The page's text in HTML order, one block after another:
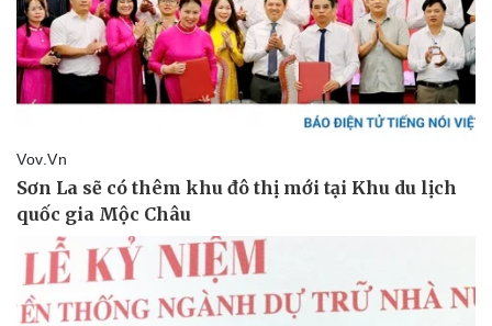
Vụ án
Tin nóng
Tư vấn luật
Quân sự - Quốc phòng
Việt Nam